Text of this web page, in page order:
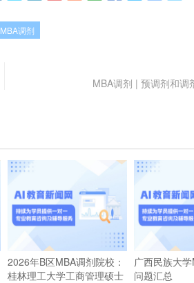
MBA调剂
MBA调剂 | 预调剂和调
2026年B区MBA调剂院校：
桂林理工大学工商管理硕士
广西民族大
问题汇总